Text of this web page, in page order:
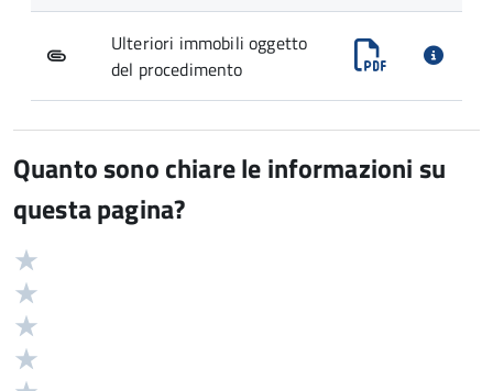
Ulteriori immobili oggetto
del procedimento
Quanto sono chiare le informazioni su
questa pagina?
Valutazione